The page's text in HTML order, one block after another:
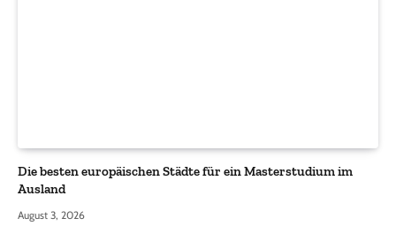
Die besten europäischen Städte für ein Masterstudium im
Ausland
August 3, 2026